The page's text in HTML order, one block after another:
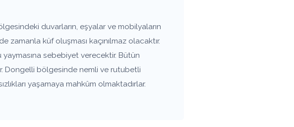
duvarların, eşyalar ve mobilyaların
küf oluşması kaçınılmaz olacaktır.
sebebiyet verecektir. Bütün
Dongelli bölgesinde nemli ve rutubetli
yaşamaya mahkûm olmaktadırlar.